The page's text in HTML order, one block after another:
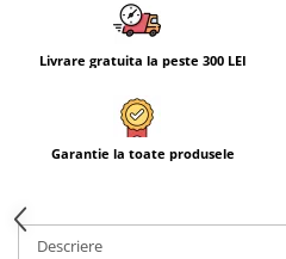
Livrare gratuita la peste 300 LEI
Garantie la toate produsele
Descriere